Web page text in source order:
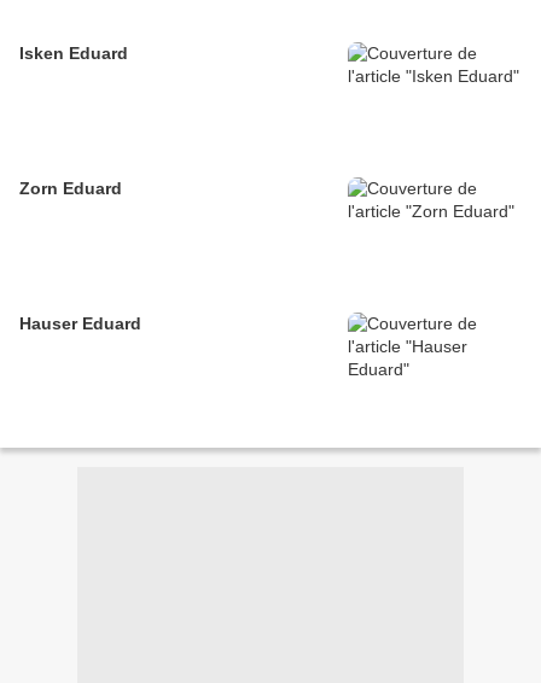
Isken Eduard
Zorn Eduard
Hauser Eduard